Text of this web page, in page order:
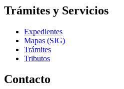
Trámites y Servicios
Expedientes
Mapas (SIG)
Trámites
Tributos
Contacto